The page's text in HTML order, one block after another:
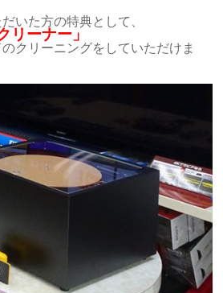
いた方の特典として、
リーナー」
クリーニングをしていただけま